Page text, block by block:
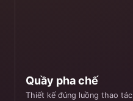
Quầy pha chế
Thiết kế đúng luồng thao tác